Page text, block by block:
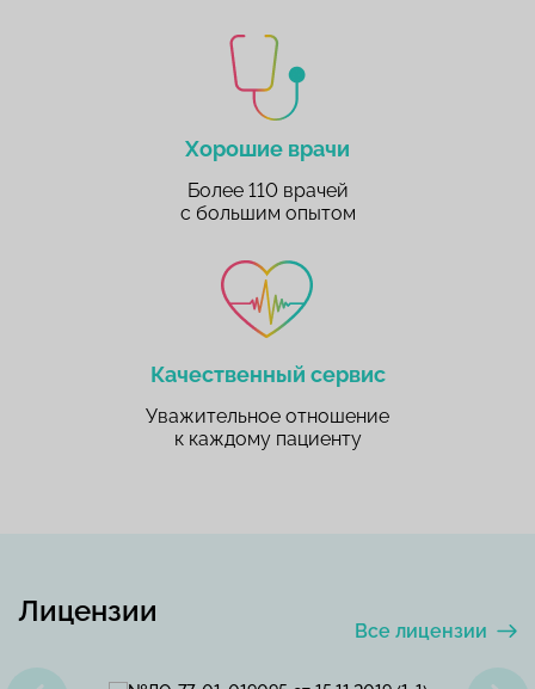
Хорошие врачи
Более 110 врачей
с большим опытом
Качественный сервис
Уважительное отношение
к каждому пациенту
Лицензии
Все лицензии